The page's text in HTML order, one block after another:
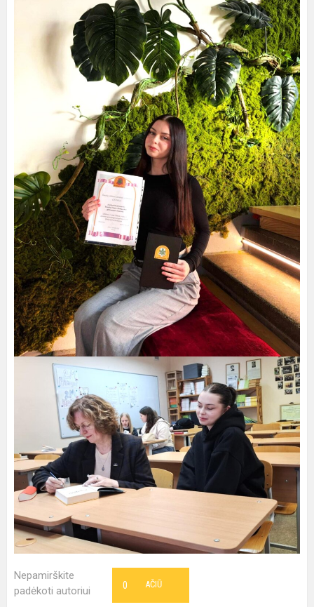
Nepamirškite
padėkoti autoriui
AČIŪ
0